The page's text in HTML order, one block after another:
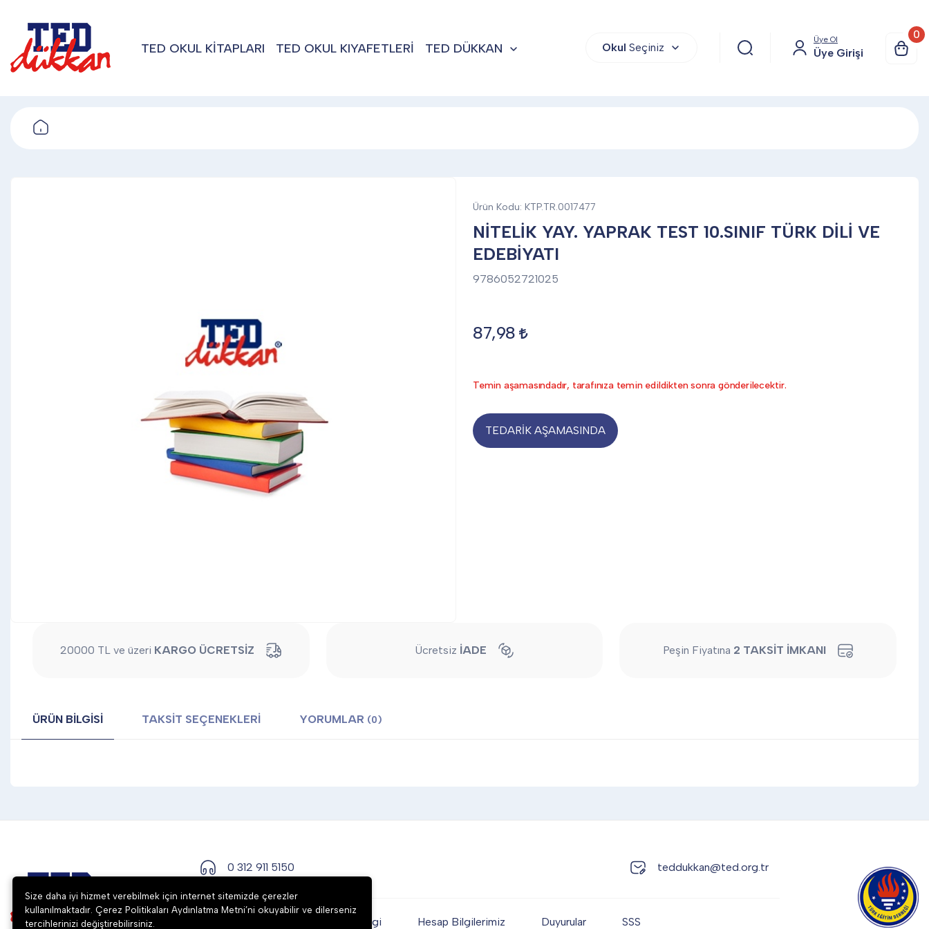
TED OKUL KİTAPLARI TED OKUL KIYAFETLERİ TED DÜKKAN Okul Seçiniz
Üye Ol
Üye Girişi
0
Ürün Kodu: KTP.TR.0017477
NİTELİK YAY. YAPRAK TEST 10.SINIF TÜRK DİLİ VE
EDEBİYATI
9786052721025
87,98
Temin aşamasındadır, tarafınıza temin edildikten sonra gönderilecektir.
TEDARİK AŞAMASINDA
20000 TL ve üzeri KARGO ÜCRETSİZ Ücretsiz İADE Peşin Fiyatına 2 TAKSİT İMKANI
ÜRÜN BILGISI TAKSIT SEÇENEKLERI YORUMLAR (0)
0 312 911 5150 teddukkan@ted.org.tr
Genel Bilgi Hesap Bilgilerimiz Duyurular SSS
Size daha iyi hizmet verebilmek için internet sitemizde çerezler
kullanılmaktadır. Çerez Politikaları Aydınlatma Metni’ni okuyabilir ve dilerseniz
tercihlerinizi değiştirebilirsiniz.